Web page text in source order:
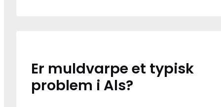
Er muldvarpe et typisk
problem i Als?